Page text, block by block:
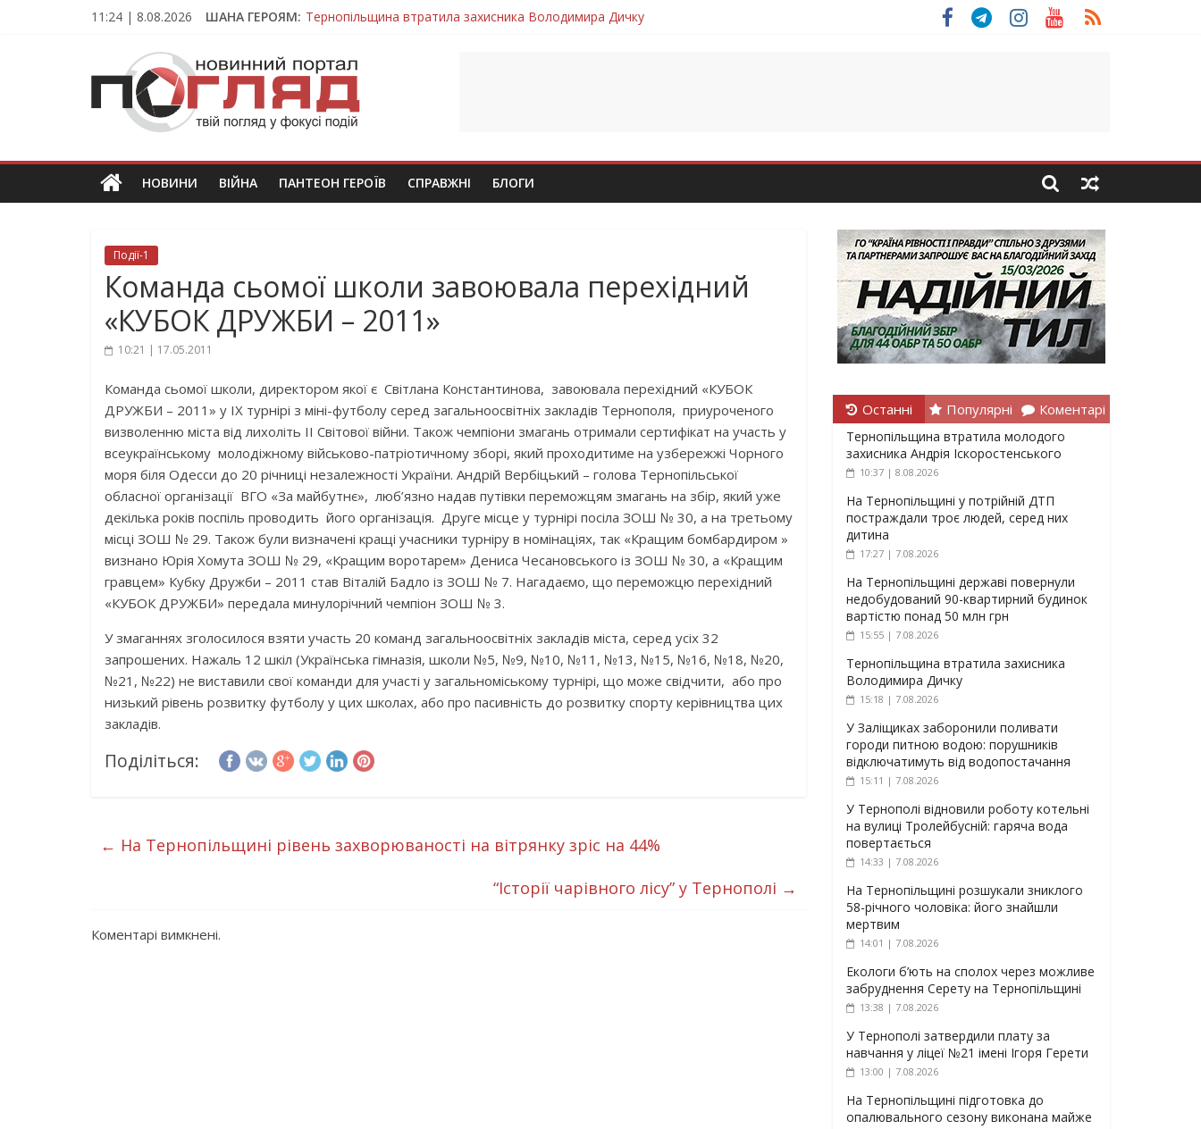
11:24 | 8.08.2026 ШАНА ГЕРОЯМ: Тернопільщина втратила захисника Володимира Дичку
На війні загинув молодий захисник Дмитро Березко з Тернопільщини
Тернопільщина втратила захисника Володимира Вельму
Тернопільщина втратила молодого захисника Андрія Іскоростенського
ПОГЛЯД
Новини
Тернополя.
новини
та
НОВИНИ ВІЙНА ПАНТЕОН ГЕРОЇВ СПРАВЖНІ БЛОГИ
Події-1
Команда сьомої школи завоювала перехідний
«КУБОК ДРУЖБИ – 2011»
10:21 | 17.05.2011
Команда сьомої школи, директором якої є Світлана Константинова, завоювала перехідний «КУБОК
ДРУЖБИ – 2011» у ІХ турнірі з міні-футболу серед загальноосвітніх закладів Тернополя, приуроченого
визволенню міста від лихоліть ІІ Світової війни. Також чемпіони змагань отримали сертифікат на участь у
всеукраїнському молодіжному військово-патріотичному зборі, який проходитиме на узбережжі Чорного
моря біля Одесси до 20 річниці незалежності України. Андрій Вербіцький – голова Тернопільської
обласної організації ВГО «За майбутнє», люб’язно надав путівки переможцям змагань на збір, який уже
декілька років поспіль проводить його організація. Друге місце у турнірі посіла ЗОШ № 30, а на третьому
місці ЗОШ № 29. Також були визначені кращі учасники турніру в номінаціях, так «Кращим бомбардиром »
визнано Юрія Хомута ЗОШ № 29, «Кращим воротарем» Дениса Чесановського із ЗОШ № 30, а «Кращим
гравцем» Кубку Дружби – 2011 став Віталій Бадло із ЗОШ № 7. Нагадаємо, що переможцю перехідний
«КУБОК ДРУЖБИ» передала минулорічний чемпіон ЗОШ № 3.
У змаганнях зголосилося взяти участь 20 команд загальноосвітніх закладів міста, серед усіх 32
запрошених. Нажаль 12 шкіл (Українська гімназія, школи №5, №9, №10, №11, №13, №15, №16, №18, №20,
№21, №22) не виставили свої команди для участі у загальноміському турнірі, що може свідчити, або про
низький рівень розвитку футболу у цих школах, або про пасивність до розвитку спорту керівництва цих
закладів.
Поділіться:
← На Тернопільщині рівень захворюваності на вітрянку зріс на 44%
“Історії чарівного лісу” у Тернополі →
Коментарі вимкнені.
Останні Популярні Коментарі
Тернопільщина втратила молодого
захисника Андрія Іскоростенського
10:37 | 8.08.2026
На Тернопільщині у потрійній ДТП
постраждали троє людей, серед них
дитина
17:27 | 7.08.2026
На Тернопільщині державі повернули
недобудований 90-квартирний будинок
вартістю понад 50 млн грн
15:55 | 7.08.2026
Тернопільщина втратила захисника
Володимира Дичку
15:18 | 7.08.2026
У Заліщиках заборонили поливати
городи питною водою: порушників
відключатимуть від водопостачання
15:11 | 7.08.2026
У Тернополі відновили роботу котельні
на вулиці Тролейбусній: гаряча вода
повертається
14:33 | 7.08.2026
На Тернопільщині розшукали зниклого
58-річного чоловіка: його знайшли
мертвим
14:01 | 7.08.2026
Екологи б’ють на сполох через можливе
забруднення Серету на Тернопільщині
13:38 | 7.08.2026
У Тернополі затвердили плату за
навчання у ліцеї №21 імені Ігоря Герети
13:00 | 7.08.2026
На Тернопільщині підготовка до
опалювального сезону виконана майже